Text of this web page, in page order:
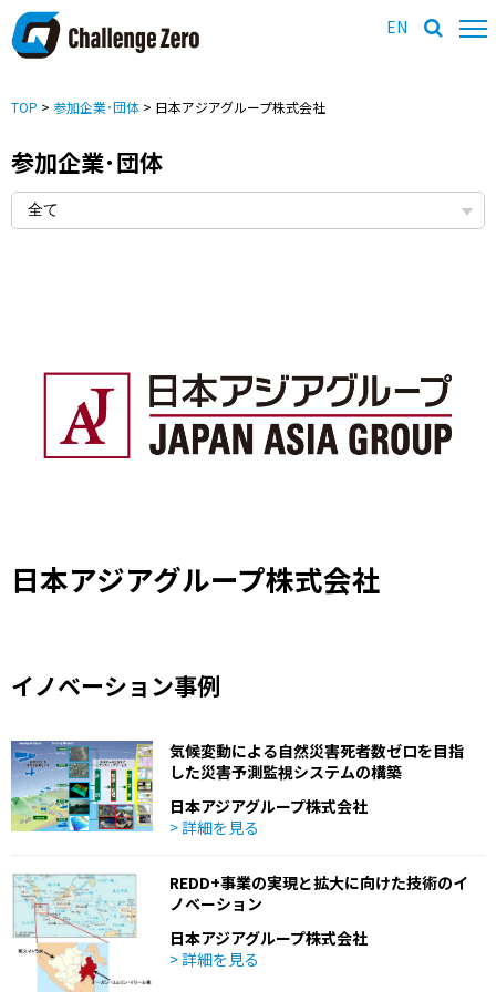
EN
TOP > 参加企業･団体 > 日本アジアグループ株式会社
参加企業･団体
日本アジアグループ株式会社
イノベーション事例
気候変動による自然災害死者数ゼロを目指
した災害予測監視システムの構築
日本アジアグループ株式会社
> 詳細を見る
REDD+事業の実現と拡大に向けた技術のイ
ノベーション
日本アジアグループ株式会社
> 詳細を見る